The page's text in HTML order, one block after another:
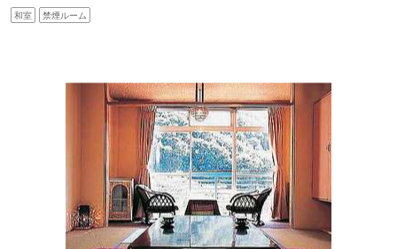
和室 禁煙ルーム